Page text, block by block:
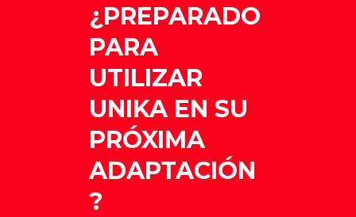
¿PREPARADO
PARA
UTILIZAR
UNIKA EN SU
PRÓXIMA
ADAPTACIÓN
?